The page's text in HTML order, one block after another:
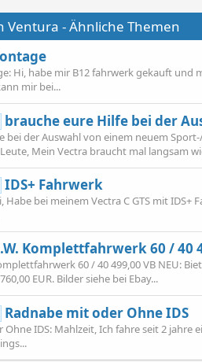
Ventura - Ähnliche Themen
Hi, habe mir B12 fahrwerk gekauft
mir bei...
brauche eure Hilfe bei der
bei der Auswahl von einem neuem
Mein Vectra braucht mal langsam
IDS+ Fahrwerk
Habe bei meinem Vectra C GTS mit
Komplettfahrwerk 60 / 40
60 / 40 499,00 VB NEU:
EUR. Bilder siehe bei Ebay...
Radnabe mit oder Ohne IDS
IDS: Mahlzeit, Ich fahre seit 2 jahre